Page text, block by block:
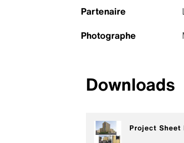
Partenaire
Photographe
Downloads
Project Sheet